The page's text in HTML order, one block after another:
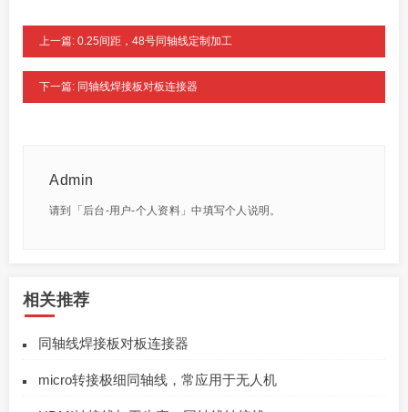
上一篇: 0.25间距，48号同轴线定制加工
下一篇: 同轴线焊接板对板连接器
Admin
请到「后台-用户-个人资料」中填写个人说明。
相关推荐
同轴线焊接板对板连接器
micro转接极细同轴线，常应用于无人机